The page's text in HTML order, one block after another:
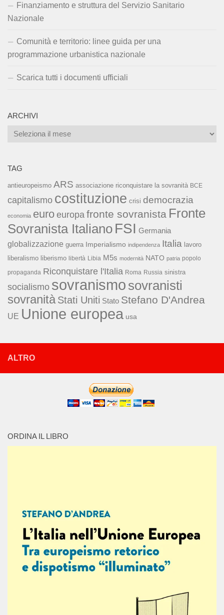
Finanziamento e struttura del Servizio Sanitario
Nazionale
Comunità e territorio: linee guida per una
programmazione urbanistica nazionale
Scarica tutti i documenti ufficiali
ARCHIVI
Archivi
TAG
antieuropeismo ARS associazione riconquistare la sovranità BCE
capitalismo costituzione crisi democrazia
economia euro europa fronte sovranista Fronte
Sovranista Italiano FSI Germania
globalizzazione guerra Imperialismo indipendenza Italia lavoro
liberalismo liberismo libertà Libia M5s modernità NATO patria popolo
propaganda Riconquistare l'Italia Roma Russia sinistra
socialismo sovranismo sovranisti
sovranità Stati Uniti Stato Stefano D'Andrea
UE Unione europea usa
ALTRO
ORDINA IL LIBRO